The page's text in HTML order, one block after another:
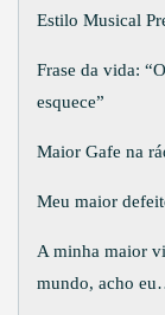
Estilo Musical
Frase da vida:
esquece”
Maior Gafe na
Meu maior
A minha maior
mundo, acho